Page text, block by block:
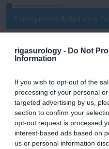
rigasurology - Do Not
Information
If you wish to opt-out of the
processing of your personal
targeted advertising by us,
section to confirm your
opt-out request is processed
interest-based ads based on
us or personal information
Επιστημονικά Άρθρα στον
Ενημερωτικά φυλλάδια
Τηλεοπτικές Συνεντεύξεις
da Vinci Surgery Video
Video Χειρουργείων
Ιατρικές Ομιλίες